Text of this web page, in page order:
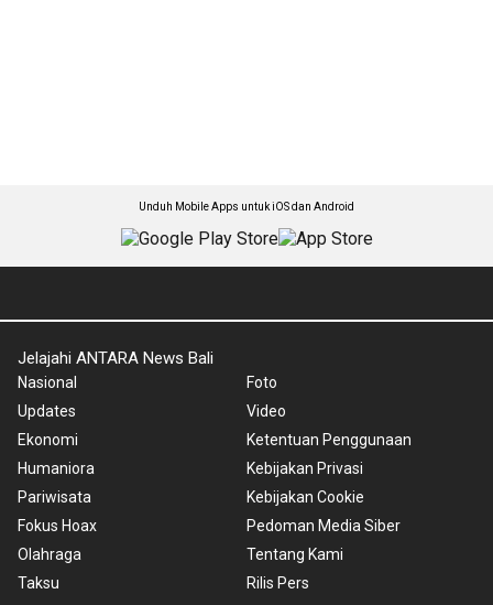
Unduh Mobile Apps untuk iOS dan Android
Jelajahi ANTARA News Bali
Nasional
Updates
Ekonomi
Humaniora
Pariwisata
Fokus Hoax
Olahraga
Taksu
Foto
Video
Ketentuan Penggunaan
Kebijakan Privasi
Kebijakan Cookie
Pedoman Media Siber
Tentang Kami
Rilis Pers